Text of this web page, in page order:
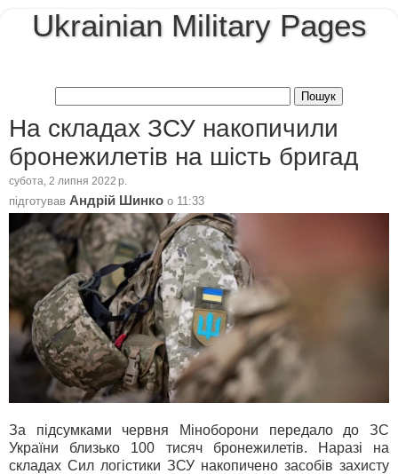
Ukrainian Military Pages
На складах ЗСУ накопичили
бронежилетів на шість бригад
субота, 2 липня 2022 р.
підготував Андрій Шинко о 11:33
За підсумками червня Міноборони передало до ЗС
України близько 100 тисяч бронежилетів. Наразі на
складах Сил логістики ЗСУ накопичено засобів захисту